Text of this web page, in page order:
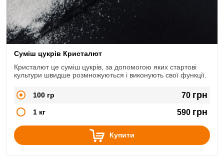
Суміш цукрів Кристалют
Кристалют це суміш цукрів, за допомогою яких стартові
культури швидше розмножуються і виконують свої функції.
100 гр 70 грн
1 кг 590 грн
Купити